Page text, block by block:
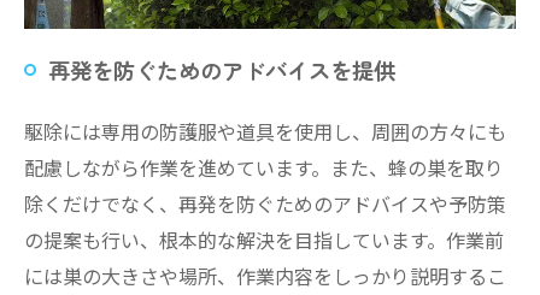
再発を防ぐためのアドバイスを提供
駆除には専用の防護服や道具を使用し、周囲の方々にも
配慮しながら作業を進めています。また、蜂の巣を取り
除くだけでなく、再発を防ぐためのアドバイスや予防策
の提案も行い、根本的な解決を目指しています。作業前
には巣の大きさや場所、作業内容をしっかり説明するこ